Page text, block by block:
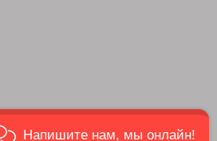
Напишите нам, мы онлайн!